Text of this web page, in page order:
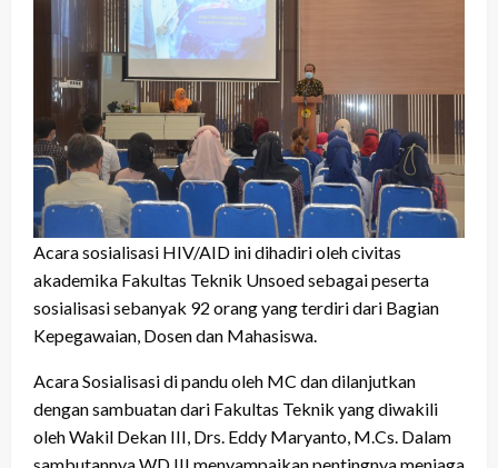
Acara sosialisasi HIV/AID ini dihadiri oleh civitas
akademika Fakultas Teknik Unsoed sebagai peserta
sosialisasi sebanyak 92 orang yang terdiri dari Bagian
Kepegawaian, Dosen dan Mahasiswa.
Acara Sosialisasi di pandu oleh MC dan dilanjutkan
dengan sambuatan dari Fakultas Teknik yang diwakili
oleh Wakil Dekan III, Drs. Eddy Maryanto, M.Cs. Dalam